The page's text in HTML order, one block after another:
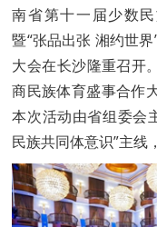
南省第十一届少数
暨“张品出张 湘约世
大会在长沙隆重召开
商民族体育盛事合作
本次活动由省组委会
民族共同体意识”主线